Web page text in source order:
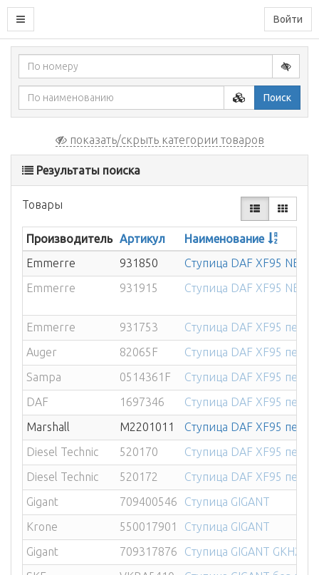
Войти
Поиск
показать/скрыть категории товаров
Результаты поиска
Товары
Производитель Артикул
Наименование
Emmerre
931850
Ступица DAF XF95 NEW
Emmerre
931915 Ступица DAF XF95 NEW
Emmerre 931753
Ступица DAF XF95
Auger
82065F
Ступица DAF XF95
Sampa
0514361F
Ступица DAF XF95
DAF
1697346
Ступица DAF XF95
Marshall
M2201011
Ступица DAF XF95
Diesel Technic
520170
Ступица DAF XF95
Diesel Technic
520172
Ступица DAF XF95
Gigant
709400546
Ступица GIGANT
Krone
550017901
Ступица GIGANT
Gigant
709317876
Ступица GIGANT GKH2